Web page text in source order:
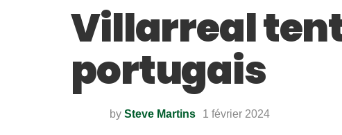
Villarreal
portugais
by Steve Martins 1 février 2024